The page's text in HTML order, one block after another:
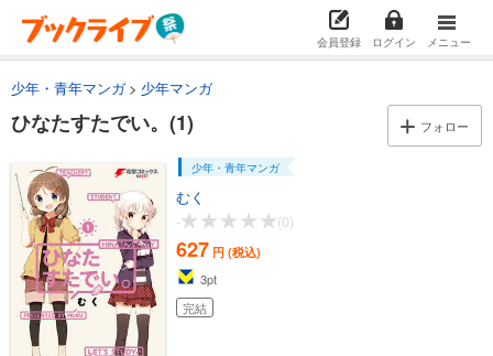
会員登録 ログイン メニュー
少年・青年マンガ 少年マンガ
ひなたすたでい。(1) フォロー
少年・青年マンガ
むく
-
(0)
627 円 (税込)
3pt
完結